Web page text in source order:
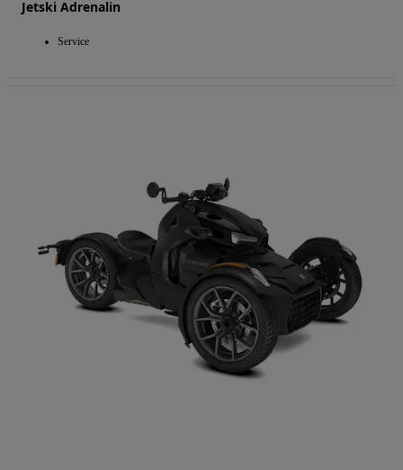
Jetski Adrenalin
Service